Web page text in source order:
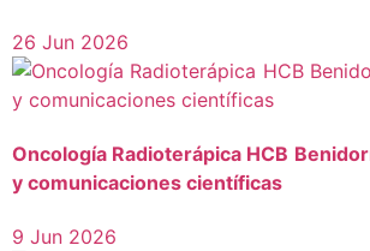
26 Jun 2026
Oncología Radioterápica HCB
y comunicaciones científicas
9 Jun 2026